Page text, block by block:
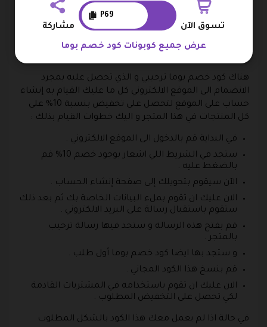
لتحصل على الكثير من الخصومات والتخفيضات على كل
المنتجات في هذا المتجر .
هناك كود خصم بوما ترحيبي و الذي تحصل عليه بمجرد
الانضمام الى الموقع الالكتروني كل ما عليك القيام به إنشاء
حساب على الموقع لتحصل على تخفيض بنسبة 10% على
كل المنتجات في هذا المتجر و اليك خطوات القيام بذلك :
في البداية قم بالدخول الى الموقع الالكتروني .
ستجد في الشريط اللي اشعار بوجود خصم 10% قم
بالضغط عليه .
الآن سيقوم بتحويلك إلى صفحة إنشاء الحساب .
الان عليك ان تقوم بملء البيانات الخاصة بك ثم بعد ذلك
ستقوم باستقبال رسالة على البريد الالكتروني .
قم بفتح هذه الرسالة و ستجد فيها رسالة ترحيب
بالمتجر .
و ستجد بها ايضا كود خصم بوما أول طلب .
قم بنسخ هذا الكود المجاني .
الان عليك ان تقوم باستخدامه في المشتريات القادمة
لكي تحصل على التخفيض المطلوب .
في حالة اذا لم يعمل معك هذا الكود بالشكل المطلوب
تسوق الآن
P69
مشاركة
عرض جميع كوبونات كود خصم بوما